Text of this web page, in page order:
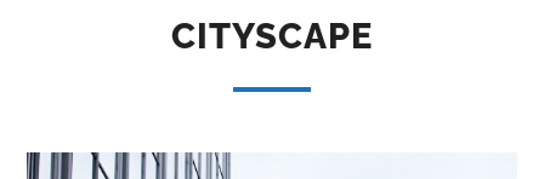
CITYSCAPE